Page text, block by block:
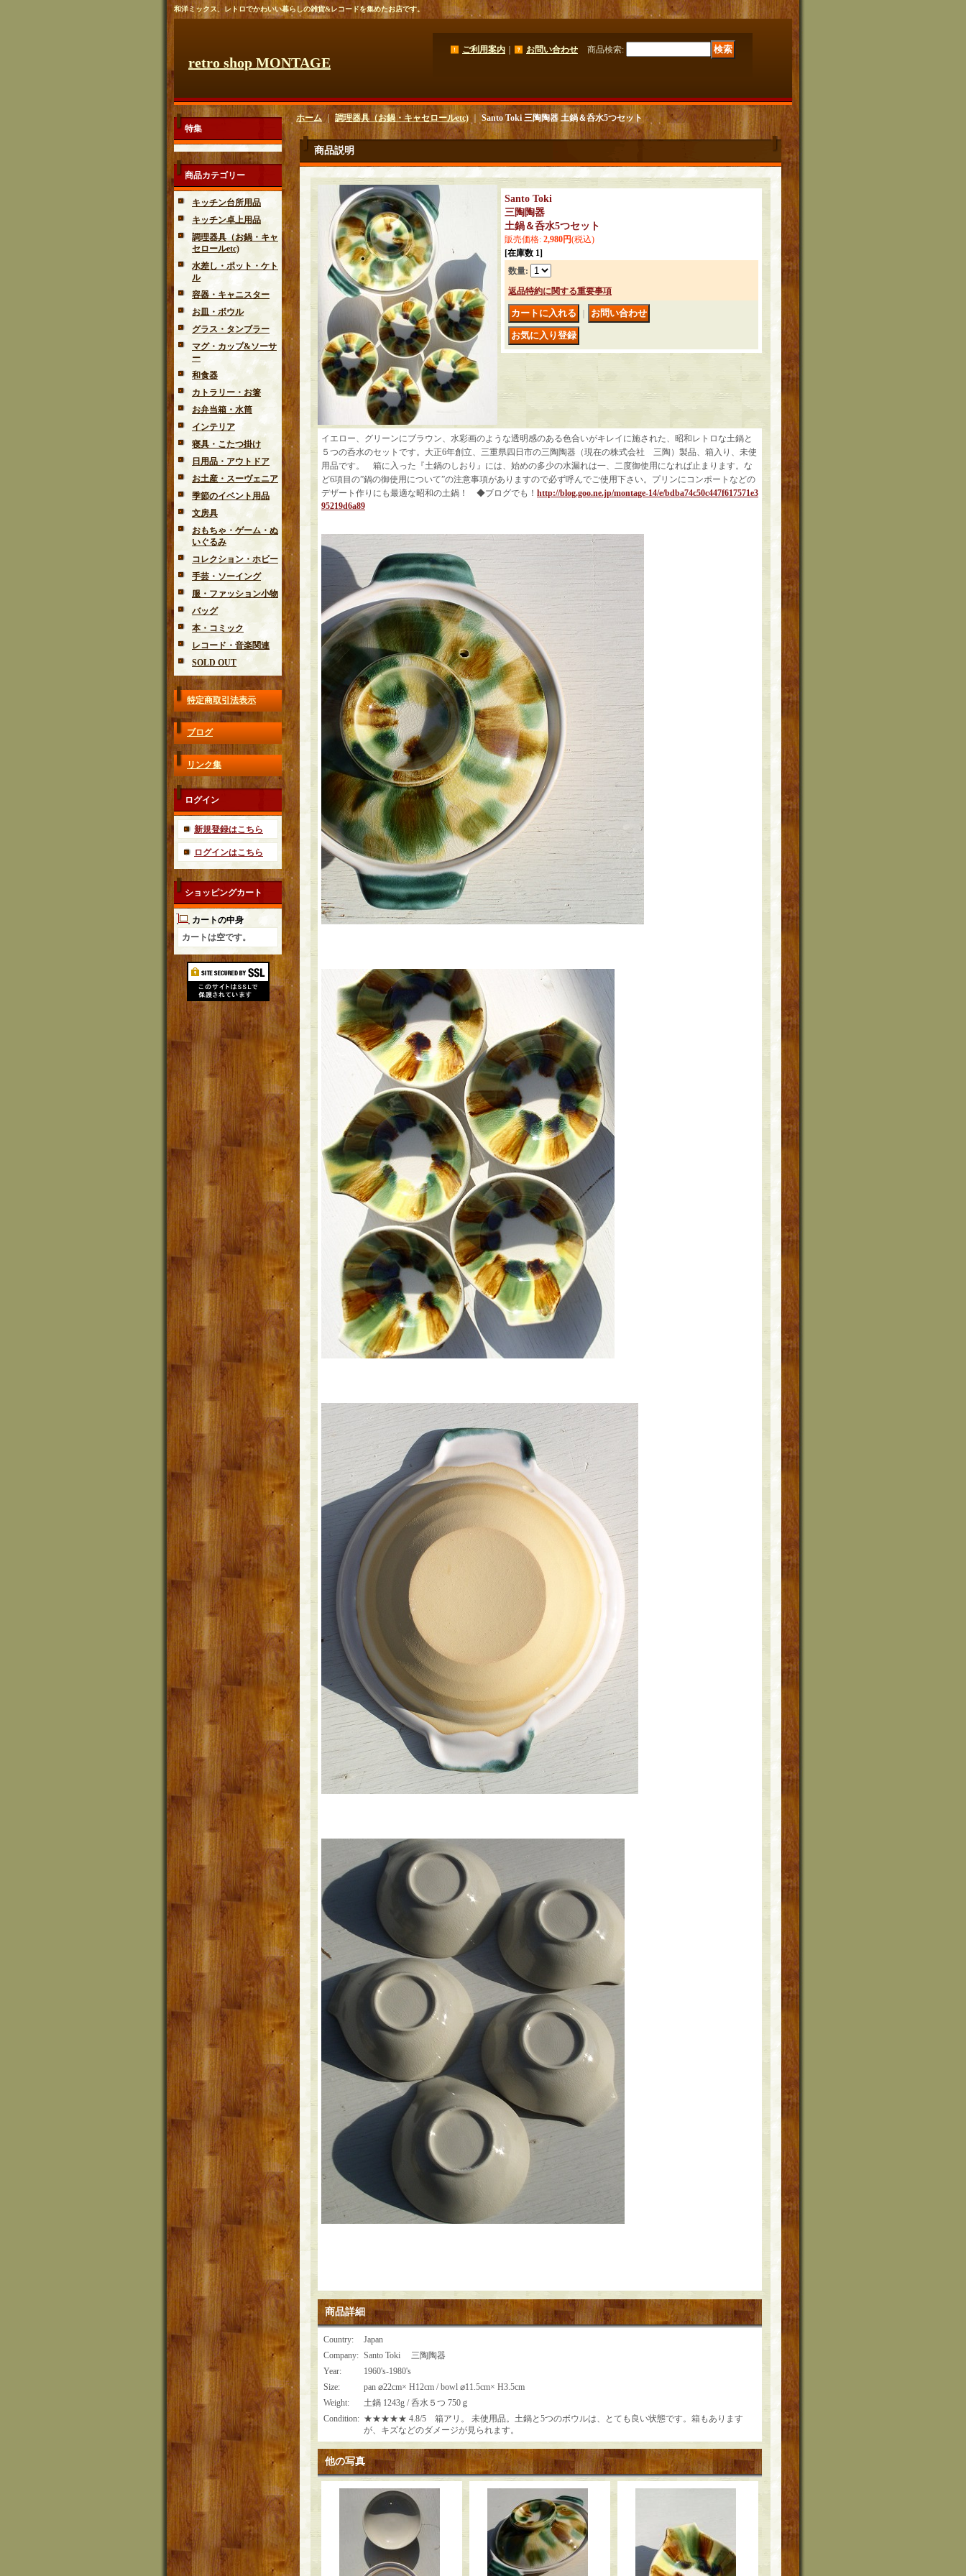
和洋ミックス、レトロでかわいい暮らしの雑貨&レコードを集めたお店です。
retro shop MONTAGE
ご利用案内 お問い合わせ 商品検索:
特集
商品カテゴリー
キッチン台所用品
キッチン卓上用品
調理器具（お鍋・キャ
セロールetc)
水差し・ポット・ケト
ル
容器・キャニスター
お皿・ボウル
グラス・タンブラー
マグ・カップ&ソーサ
ー
和食器
カトラリー・お箸
お弁当箱・水筒
インテリア
寝具・こたつ掛け
日用品・アウトドア
お土産・スーヴェニア
季節のイベント用品
文房具
おもちゃ・ゲーム・ぬ
いぐるみ
コレクション・ホビー
手芸・ソーイング
服・ファッション小物
バッグ
本・コミック
レコード・音楽関連
SOLD OUT
特定商取引法表示
ブログ
リンク集
ログイン
新規登録はこちら
ログインはこちら
ショッピングカート
カートの中身
カートは空です。
ホーム｜ 調理器具（お鍋・キャセロールetc)｜Santo Toki 三陶陶器 土鍋＆呑水5つセット
商品説明
Santo Toki
三陶陶器
土鍋＆呑水5つセット
販売価格: 2,980円(税込)
[在庫数 1]
数量:
返品特約に関する重要事項
イエロー、グリーンにブラウン、水彩画のような透明感のある色合いがキレイに施された、昭和レトロな土鍋と
５つの呑水のセットです。大正6年創立、三重県四日市の三陶陶器（現在の株式会社 三陶）製品、箱入り、未使
用品です。 箱に入った『土鍋のしおり』には、始めの多少の水漏れは一、二度御使用になれば止まります。な
ど6項目の”鍋の御使用について”の注意事項がありますので必ず呼んでご使用下さい。プリンにコンポートなどの
デザート作りにも最適な昭和の土鍋！ ◆ブログでも！ http://blog.goo.ne.jp/montage-14/e/bdba74c50c447f617571e3
95219d6a89
商品詳細
Country:
Japan
Company: Santo Toki 三陶陶器
Year:
1960's-1980's
Size:
pan ⌀22cm× H12cm / bowl ⌀11.5cm× H3.5cm
Weight:
土鍋 1243g / 呑水５つ 750ｇ
Condition: ★★★★★ 4.8/5 箱アリ。 未使用品。土鍋と5つのボウルは、とても良い状態です。箱もあります
が、キズなどのダメージが見られます。
他の写真